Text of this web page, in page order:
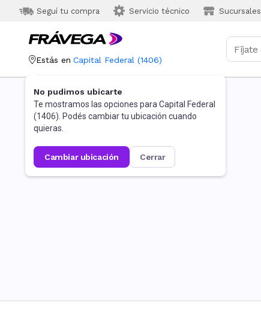
Seguí tu compra Servicio técnico Sucursales
Estás en Capital Federal (1406)
No pudimos ubicarte
Te mostramos las opciones para Capital Federal
(1406). Podés cambiar tu ubicación cuando
quieras.
cambiar ubicación cerrar